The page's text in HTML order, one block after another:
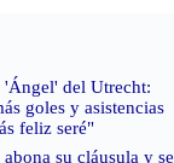
'Ángel' del Utrecht:
goles y asistencias
feliz seré"
abona su cláusula y se